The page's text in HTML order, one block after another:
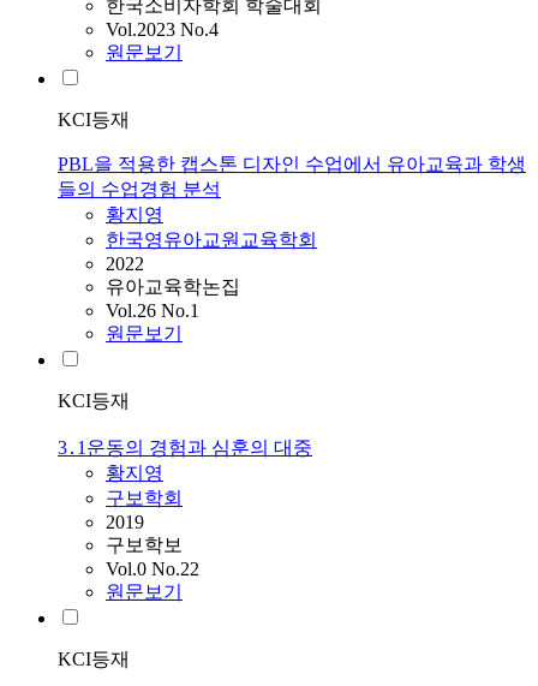
한국소비자학회 학술대회
Vol.2023 No.4
원문보기
KCI등재
PBL을 적용한 캡스톤 디자인 수업에서 유아교육과 학생
들의 수업경험 분석
황지영
한국영유아교원교육학회
2022
유아교육학논집
Vol.26 No.1
원문보기
KCI등재
3․1운동의 경험과 심훈의 대중
황지영
구보학회
2019
구보학보
Vol.0 No.22
원문보기
KCI등재